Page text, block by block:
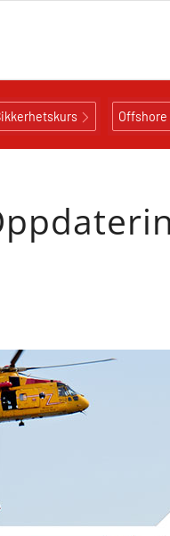
Offshore